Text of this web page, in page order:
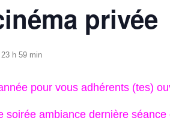
privée
23 h 59 min
pour vous adhérents (tes)
soirée ambiance dernière